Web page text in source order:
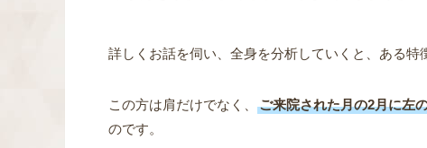
詳しくお話を伺い、全身を分析していくと、ある特
この方は肩だけでなく、
ご来院された月の2月に左
のです。